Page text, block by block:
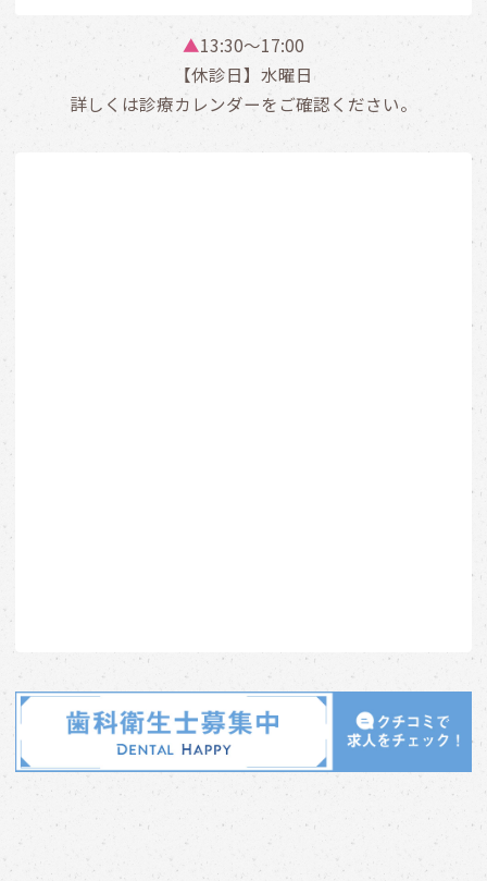
▲13:30〜17:00
【休診日】水曜日
詳しくは診療カレンダーをご確認ください。